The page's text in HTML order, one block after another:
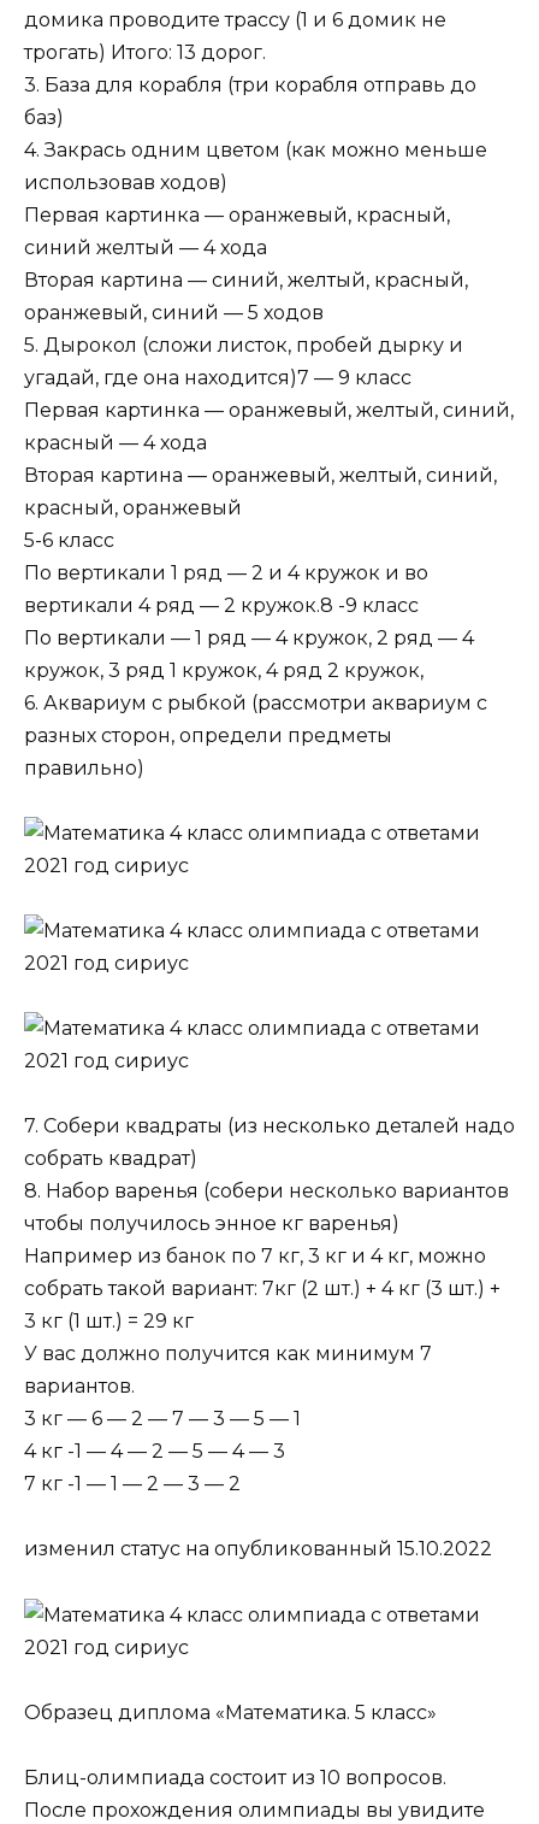
домика проводите трассу (1 и 6 домик не
трогать) Итого: 13 дорог.
3. База для корабля (три корабля отправь до
баз)
4. Закрась одним цветом (как можно меньше
использовав ходов)
Первая картинка — оранжевый, красный,
синий желтый — 4 хода
Вторая картина — синий, желтый, красный,
оранжевый, синий — 5 ходов
5. Дырокол (сложи листок, пробей дырку и
угадай, где она находится)7 — 9 класс
Первая картинка — оранжевый, желтый, синий,
красный — 4 хода
Вторая картина — оранжевый, желтый, синий,
красный, оранжевый
5-6 класс
По вертикали 1 ряд — 2 и 4 кружок и во
вертикали 4 ряд — 2 кружок.8 -9 класс
По вертикали — 1 ряд — 4 кружок, 2 ряд — 4
кружок, 3 ряд 1 кружок, 4 ряд 2 кружок,
6. Аквариум с рыбкой (рассмотри аквариум с
разных сторон, определи предметы
правильно)
7. Собери квадраты (из несколько деталей надо
собрать квадрат)
8. Набор варенья (собери несколько вариантов
чтобы получилось энное кг варенья)
Например из банок по 7 кг, 3 кг и 4 кг, можно
собрать такой вариант: 7кг (2 шт.) + 4 кг (3 шт.) +
3 кг (1 шт.) = 29 кг
У вас должно получится как минимум 7
вариантов.
3 кг — 6 — 2 — 7 — 3 — 5 — 1
4 кг -1 — 4 — 2 — 5 — 4 — 3
7 кг -1 — 1 — 2 — 3 — 2
изменил статус на опубликованный 15.10.2022
Образец диплома «Математика. 5 класс»
Блиц-олимпиада состоит из 10 вопросов.
После прохождения олимпиады вы увидите